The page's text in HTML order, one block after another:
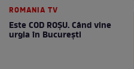
ROMANIA TV
Este COD ROŞU. Când vine
urgia în Bucureşti